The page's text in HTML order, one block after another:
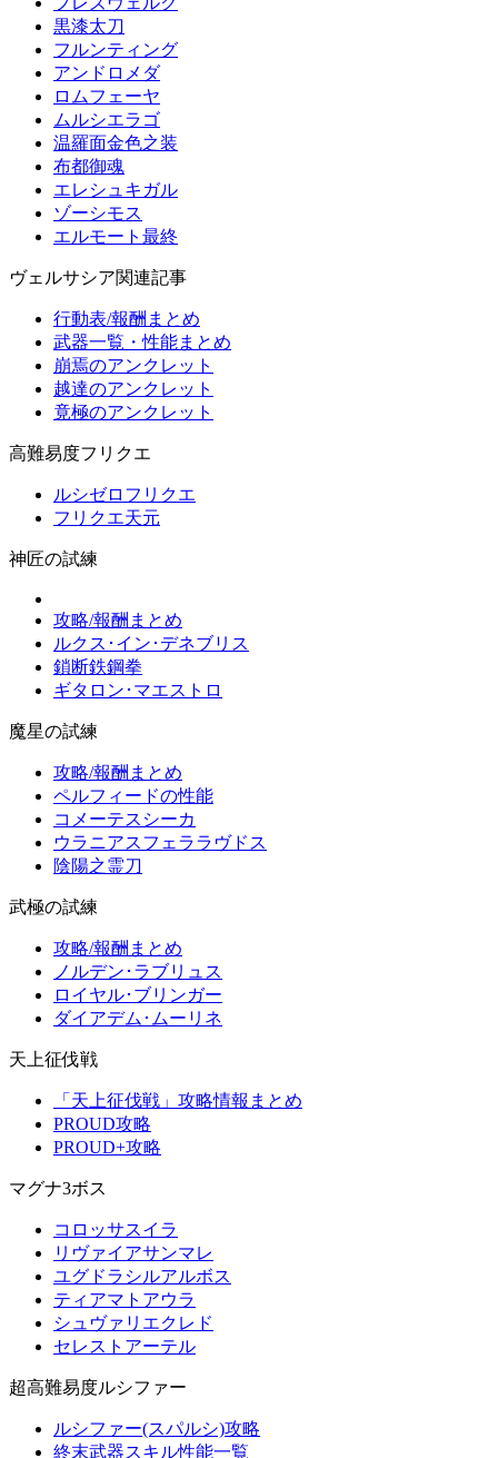
黒漆太刀
フルンティング
アンドロメダ
ロムフェーヤ
ムルシエラゴ
温羅面金色之装
布都御魂
エレシュキガル
ゾーシモス
エルモート最終
ヴェルサシア関連記事
行動表/報酬まとめ
武器一覧・性能まとめ
崩焉のアンクレット
越達のアンクレット
竟極のアンクレット
高難易度フリクエ
ルシゼロフリクエ
フリクエ天元
神匠の試練
攻略/報酬まとめ
ルクス･イン･デネブリス
鎖断鉄鋼拳
ギタロン･マエストロ
魔星の試練
攻略/報酬まとめ
ペルフィードの性能
コメーテスシーカ
ウラニアスフェララヴドス
陰陽之霊刀
武極の試練
攻略/報酬まとめ
ノルデン･ラブリュス
ロイヤル･ブリンガー
ダイアデム･ムーリネ
天上征伐戦
「天上征伐戦」攻略情報まとめ
PROUD攻略
PROUD+攻略
マグナ3ボス
コロッサスイラ
リヴァイアサンマレ
ユグドラシルアルボス
ティアマトアウラ
シュヴァリエクレド
セレストアーテル
超高難易度ルシファー
ルシファー(スパルシ)攻略
終末武器スキル性能一覧